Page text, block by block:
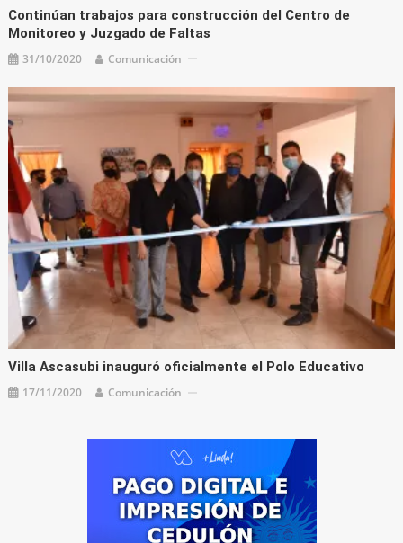
Continúan trabajos para construcción del Centro de
Monitoreo y Juzgado de Faltas
31/10/2020 Comunicación
Villa Ascasubi inauguró oficialmente el Polo Educativo
17/11/2020 Comunicación